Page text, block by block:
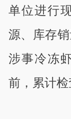
单位进行
源、库存
涉事冷冻
前，累计检